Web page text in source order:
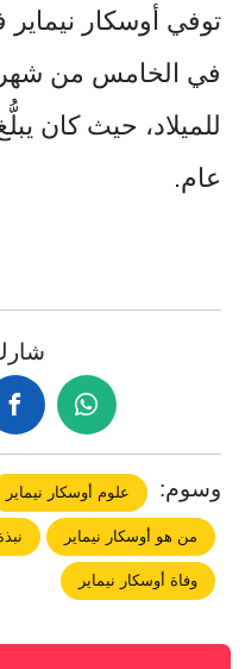
توفي أوسكار نيماير
للميلاد، حيث كان
عام.
وسوم: علوم أوسكار نيماير
من هو أوسكار نيماير
وفاة أوسكار نيماير